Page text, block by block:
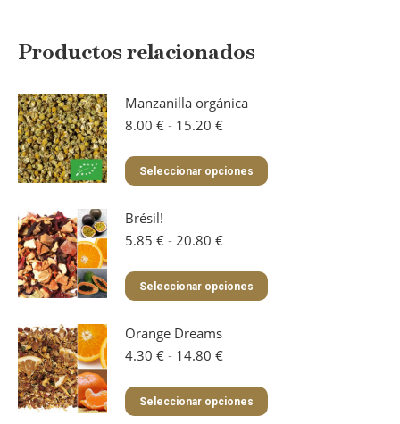
Productos relacionados
Manzanilla orgánica
8.00 € - 15.20 €Rango
precios:
desde
15.20 €
Seleccionar opciones
Este
producto
se
de
producto
Brésil!
5.85 € - 20.80 €Rango
precios:
desde
20.80 €
Seleccionar opciones
Este
producto
se
Orange Dreams
4.30 € - 14.80 €Rango
precios:
desde
Seleccionar opciones
Este
producto